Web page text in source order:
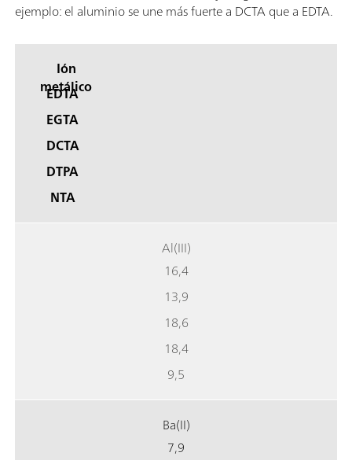
ejemplo: el aluminio se une más fuerte a DCTA que a EDTA.
Ión
metálico
EDTA
EGTA
DCTA
DTPA
NTA
Al(III)
16,4
13,9
18,6
18,4
9,5
Ba(II)
7,9